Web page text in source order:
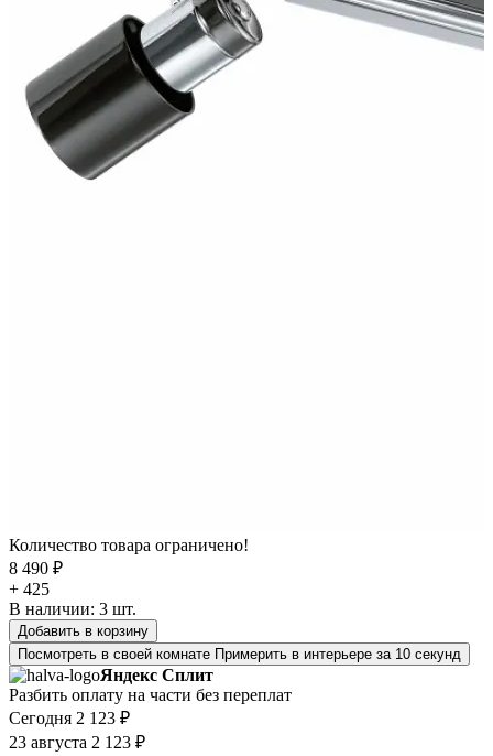
Количество товара ограничено!
8 490 ₽
+ 425
В наличии: 3 шт.
Добавить в корзину
Посмотреть в своей комнате Примерить в интерьере за 10 секунд
Яндекс Сплит
Разбить оплату на части без переплат
Сегодня 2 123 ₽
23 августа 2 123 ₽